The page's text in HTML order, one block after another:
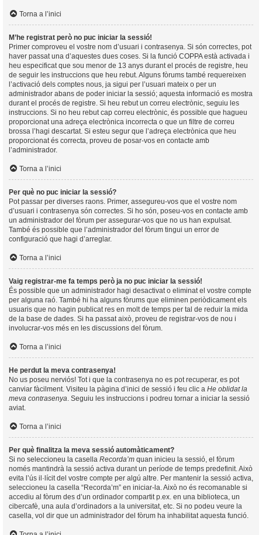
Torna a l’inici
M’he registrat però no puc iniciar la sessió!
Primer comproveu el vostre nom d’usuari i contrasenya. Si són correctes, pot
haver passat una d’aquestes dues coses. Si la funció COPPA està activada i
heu especificat que sou menor de 13 anys durant el procés de registre, heu
de seguir les instruccions que heu rebut. Alguns fòrums també requereixen
l’activació dels comptes nous, ja sigui per l’usuari mateix o per un
administrador abans de poder iniciar la sessió; aquesta informació es mostra
durant el procés de registre. Si heu rebut un correu electrònic, seguiu les
instruccions. Si no heu rebut cap correu electrònic, és possible que hagueu
proporcionat una adreça electrònica incorrecta o que un filtre de correu
brossa l’hagi descartat. Si esteu segur que l’adreça electrònica que heu
proporcionat és correcta, proveu de posar-vos en contacte amb
l’administrador.
Torna a l’inici
Per què no puc iniciar la sessió?
Pot passar per diverses raons. Primer, assegureu-vos que el vostre nom
d’usuari i contrasenya són correctes. Si ho són, poseu-vos en contacte amb
un administrador del fòrum per assegurar-vos que no us han expulsat.
També és possible que l’administrador del fòrum tingui un error de
configuració que hagi d’arreglar.
Torna a l’inici
Vaig registrar-me fa temps però ja no puc iniciar la sessió!
És possible que un administrador hagi desactivat o eliminat el vostre compte
per alguna raó. També hi ha alguns fòrums que eliminen periòdicament els
usuaris que no hagin publicat res en molt de temps per tal de reduir la mida
de la base de dades. Si ha passat això, proveu de registrar-vos de nou i
involucrar-vos més en les discussions del fòrum.
Torna a l’inici
He perdut la meva contrasenya!
No us poseu nerviós! Tot i que la contrasenya no es pot recuperar, es pot
canviar fàcilment. Visiteu la pàgina d’inici de sessió i feu clic a He oblidat la
meva contrasenya . Seguiu les instruccions i podreu tornar a iniciar la sessió
aviat.
Torna a l’inici
Per què finalitza la meva sessió automàticament?
Si no seleccioneu la casella Recorda’m quan inicieu la sessió, el fòrum
només mantindrà la sessió activa durant un període de temps predefinit. Això
evita l’ús il·lícit del vostre compte per algú altre. Per mantenir la sessió activa,
seleccioneu la casella “Recorda’m” en iniciar-la. Això no és recomanable si
accediu al fòrum des d’un ordinador compartit p.ex. en una biblioteca, un
cibercafè, una aula d’ordinadors a la universitat, etc. Si no podeu veure la
casella, vol dir que un administrador del fòrum ha inhabilitat aquesta funció.